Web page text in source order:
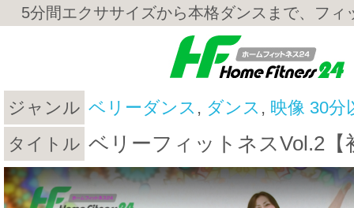
5分間エクササイズから本格ダンスまで、フィ
ジャンル ベリーダンス , ダンス , 映像 30分
タイトル ベリーフィットネスVol.2【